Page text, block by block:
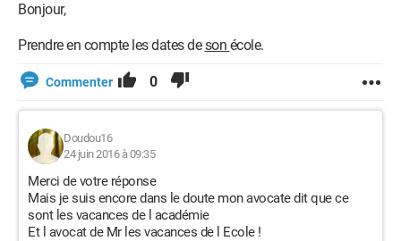
Bonjour,
Prendre en compte les dates deson école.
Commenter 0
Doudou16
24 juin 2016 à 09:35
Merci de votre réponse
Mais je suis encore dans le doute mon avocate dit que ce
sont les vacances de l académie
Et l avocat de Mr les vacances de l Ecole !